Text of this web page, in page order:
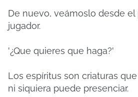
De nuevo, veámoslo desde
jugador.
'¿Que quieres que haga?'
Los espíritus son criaturas
ni siquiera puede presenciar.